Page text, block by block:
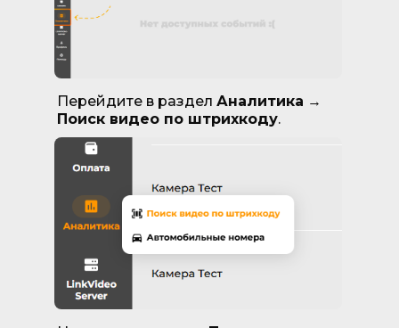
Перейдите в раздел Аналитика →
Поиск видео по штрихкоду.